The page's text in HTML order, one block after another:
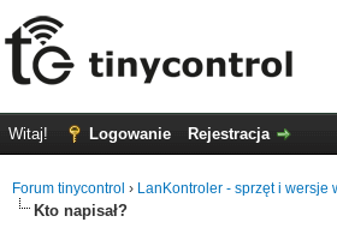
Witaj! Logowanie Rejestracja
Forum tinycontrol › LanKontroler - sprzęt i wersje
Kto napisał?